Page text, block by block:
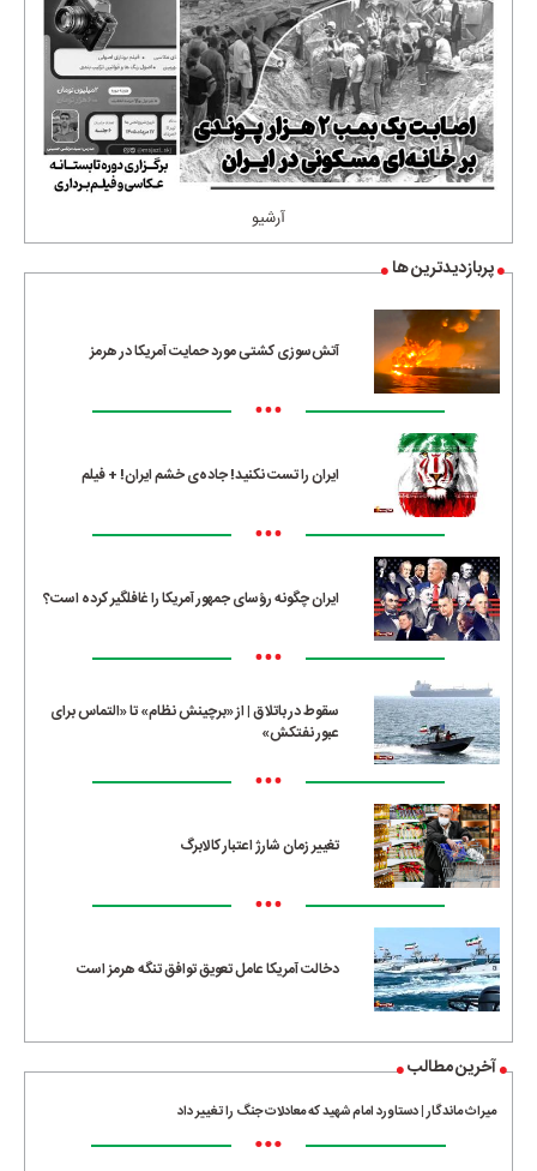
آرشیو
پربازدیدترین ها
آتش‌سوزی کشتی مورد حمایت آمریکا در هرمز
•••
ایران را تست نکنید! جاده‌ی خشم ایران! + فیلم
•••
ایران چگونه رؤسای جمهور آمریکا را غافلگیر کرده است؟
•••
سقوط در باتلاق | از «برچینش نظام» تا «التماس برای
عبور نفتکش»
•••
تغییر زمان شارژ اعتبار کالابرگ
•••
دخالت آمریکا عامل تعویق توافق تنگه هرمز است
آخرین مطالب
میراث ماندگار | دستاورد امام شهید که معادلات جنگ را تغییر داد
•••